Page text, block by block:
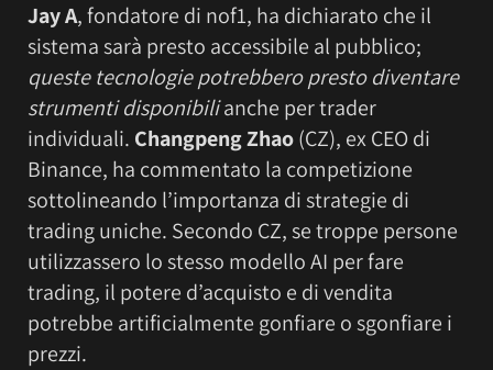
Jay A, fondatore di nof1, ha dichiarato che il
sistema sarà presto accessibile al pubblico;
queste tecnologie potrebbero presto diventare
strumenti disponibilianche per trader
individuali. Changpeng Zhao(CZ), ex CEO di
Binance, ha commentato la competizione
sottolineando l’importanza di strategie di
trading uniche. Secondo CZ, se troppe persone
utilizzassero lo stesso modello AI per fare
trading, il potere d’acquisto e di vendita
potrebbe artificialmente gonfiare o sgonfiare i
prezzi.